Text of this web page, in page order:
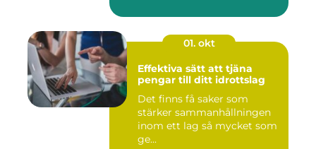
01. okt
Effektiva sätt att tjäna
pengar till ditt idrottslag
Det finns få saker som
stärker sammanhållningen
inom ett lag så mycket som
ge...